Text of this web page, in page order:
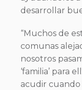
desarrollar
“Muchos de
comunas
nosotros
‘familia’ para
acudir cuando